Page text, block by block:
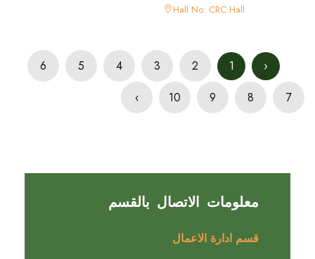
Hall No: CRC Hall
‹
1
2
3
4
5
6
7
8
9
10
›
معلومات الاتصال بالقسم
قسم ادارة الاعمال